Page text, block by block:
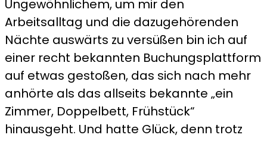
Ungewöhnlichem, um mir den
Arbeitsalltag und die dazugehörenden
Nächte auswärts zu versüßen bin ich auf
einer recht bekannten Buchungsplattform
auf etwas gestoßen, das sich nach mehr
anhörte als das allseits bekannte „ein
Zimmer, Doppelbett, Frühstück“
hinausgeht. Und hatte Glück, denn trotz